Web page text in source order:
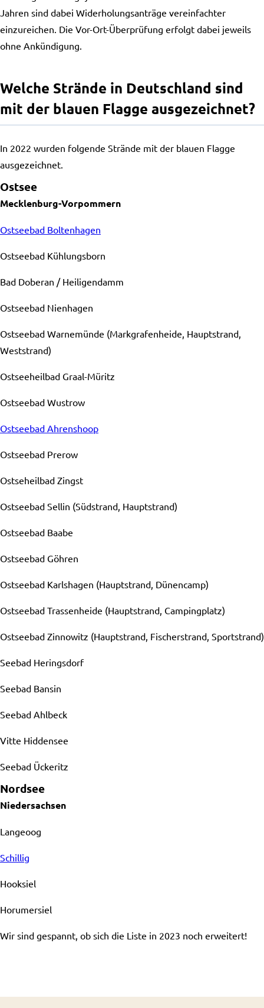
Jahren sind dabei Widerholungsanträge vereinfachter
einzureichen. Die Vor-Ort-Überprüfung erfolgt dabei jeweils
ohne Ankündigung.
Welche Strände in Deutschland sind
mit der blauen Flagge ausgezeichnet?
In 2022 wurden folgende Strände mit der blauen Flagge
ausgezeichnet.
Ostsee
Mecklenburg-Vorpommern
Ostseebad Boltenhagen
Ostseebad Kühlungsborn
Bad Doberan / Heiligendamm
Ostseebad Nienhagen
Ostseebad Warnemünde (Markgrafenheide, Hauptstrand,
Weststrand)
Ostseeheilbad Graal-Müritz
Ostseebad Wustrow
Ostseebad Ahrenshoop
Ostseebad Prerow
Ostseheilbad Zingst
Ostseebad Sellin (Südstrand, Hauptstrand)
Ostseebad Baabe
Ostseebad Göhren
Ostseebad Karlshagen (Hauptstrand, Dünencamp)
Ostseebad Trassenheide (Hauptstrand, Campingplatz)
Ostseebad Zinnowitz (Hauptstrand, Fischerstrand, Sportstrand)
Seebad Heringsdorf
Seebad Bansin
Seebad Ahlbeck
Vitte Hiddensee
Seebad Ückeritz
Nordsee
Niedersachsen
Langeoog
Schillig
Hooksiel
Horumersiel
Wir sind gespannt, ob sich die Liste in 2023 noch erweitert!